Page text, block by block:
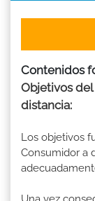
Contenidos
Objetivos del
distancia:
Los objetivos
Consumidor a